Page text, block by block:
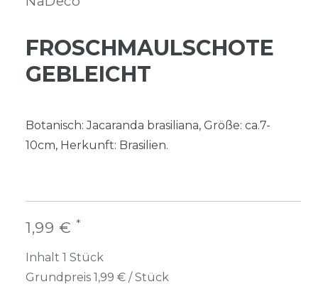
FROSCHMAULSCHOTE
GEBLEICHT
Botanisch: Jacaranda brasiliana, Größe: ca.7-
10cm, Herkunft: Brasilien.
1,99 € *
Inhalt 1 Stück
Grundpreis 1,99 € / Stück